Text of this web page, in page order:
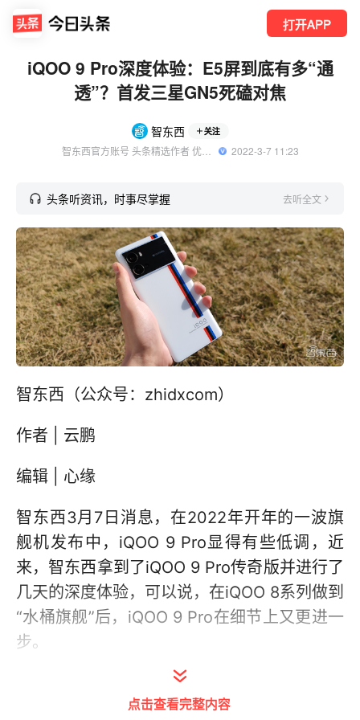
打开APP
iQOO 9 Pro深度体验：E5屏到底有多“通
透”？首发三星GN5死磕对焦
智东西 关注
智东西官方账号 头条精选作者 优质科技领域创作者
  2022-3-7 11:23
头条听资讯，时事尽掌握 去听全文
智东西（公众号：zhidxcom）
作者 | 云鹏
编辑 | 心缘
智东西3月7日消息，在2022年开年的一波旗
舰机发布中，iQOO 9 Pro显得有些低调，近
来，智东西拿到了iQOO 9 Pro传奇版并进行了
几天的深度体验，可以说，在iQOO 8系列做到
“水桶旗舰”后，iQOO 9 Pro在细节上又更进一
步。
最近iQOO 9 Pro又迎来新一波开售，市场反馈
如何，iQOO 9 Pro能否成为iQOO迈进高端市
点击查看完整内容